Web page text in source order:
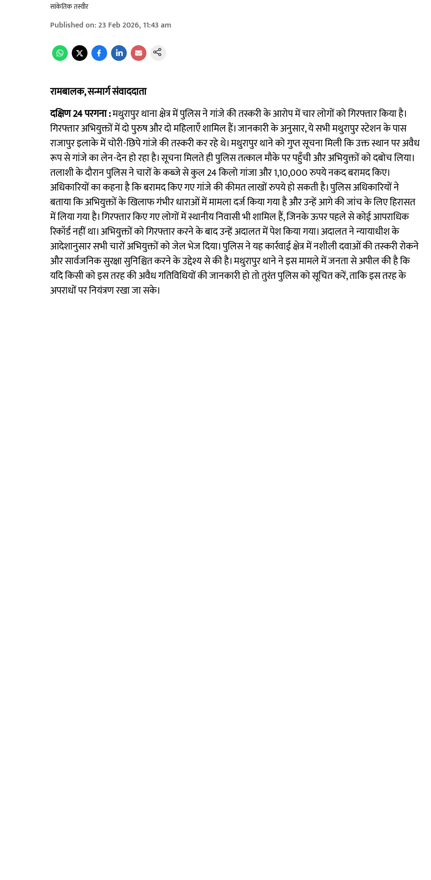
सांकेतिक तस्वीर
Published on:23 Feb 2026, 11:43 am
रामबालक, सन्मार्ग संवाददाता
दक्षिण 24 परगना :मथुरापुर थाना क्षेत्र में पुलिस ने गांजे की तस्करी के आरोप में चार लोगों को गिरफ्तार किया है।
गिरफ्तार अभियुक्तों में दो पुरुष और दो महिलाएँ शामिल हैं। जानकारी के अनुसार, ये सभी मथुरापुर स्टेशन के पास
राजापुर इलाके में चोरी-छिपे गांजे की तस्करी कर रहे थे। मथुरापुर थाने को गुप्त सूचना मिली कि उक्त स्थान पर अवैध
रूप से गांजे का लेन-देन हो रहा है। सूचना मिलते ही पुलिस तत्काल मौके पर पहुँची और अभियुक्तों को दबोच लिया।
तलाशी के दौरान पुलिस ने चारों के कब्जे से कुल 24 किलो गांजा और 1,10,000 रुपये नकद बरामद किए।
अधिकारियों का कहना है कि बरामद किए गए गांजे की कीमत लाखों रुपये हो सकती है। पुलिस अधिकारियों ने
बताया कि अभियुक्तों के खिलाफ गंभीर धाराओं में मामला दर्ज किया गया है और उन्हें आगे की जांच के लिए हिरासत
में लिया गया है। गिरफ्तार किए गए लोगों में स्थानीय निवासी भी शामिल हैं, जिनके ऊपर पहले से कोई आपराधिक
रिकॉर्ड नहीं था। अभियुक्तों को गिरफ्तार करने के बाद उन्हें अदालत में पेश किया गया। अदालत ने न्यायाधीश के
आदेशानुसार सभी चारों अभियुक्तों को जेल भेज दिया। पुलिस ने यह कार्रवाई क्षेत्र में नशीली दवाओं की तस्करी रोकने
और सार्वजनिक सुरक्षा सुनिश्चित करने के उद्देश्य से की है। मथुरापुर थाने ने इस मामले में जनता से अपील की है कि
यदि किसी को इस तरह की अवैध गतिविधियों की जानकारी हो तो तुरंत पुलिस को सूचित करें, ताकि इस तरह के
अपराधों पर नियंत्रण रखा जा सके।